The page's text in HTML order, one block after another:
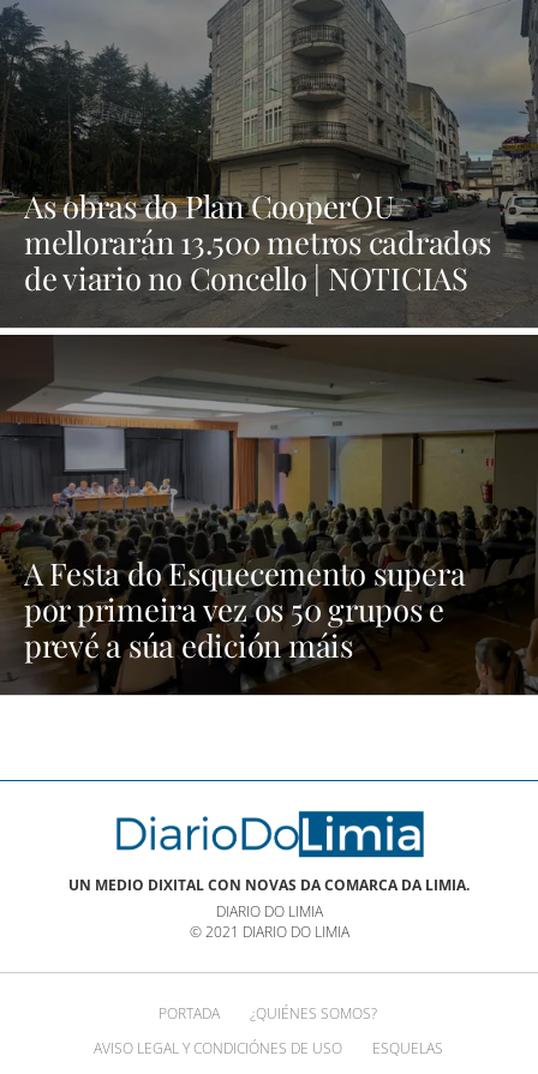
As obras do Plan CooperOU
mellorarán 13.500 metros cadrados
de viario no Concello | NOTICIAS
A Festa do Esquecemento supera
por primeira vez os 50 grupos e
prevé a súa edición máis
multitudinaria | NOTICIAS XINZO
UN MEDIO DIXITAL CON NOVAS DA COMARCA DA LIMIA.
DIARIO DO LIMIA
© 2021 DIARIO DO LIMIA
PORTADA
¿QUIÉNES SOMOS?
AVISO LEGAL Y CONDICIÓNES DE USO
ESQUELAS